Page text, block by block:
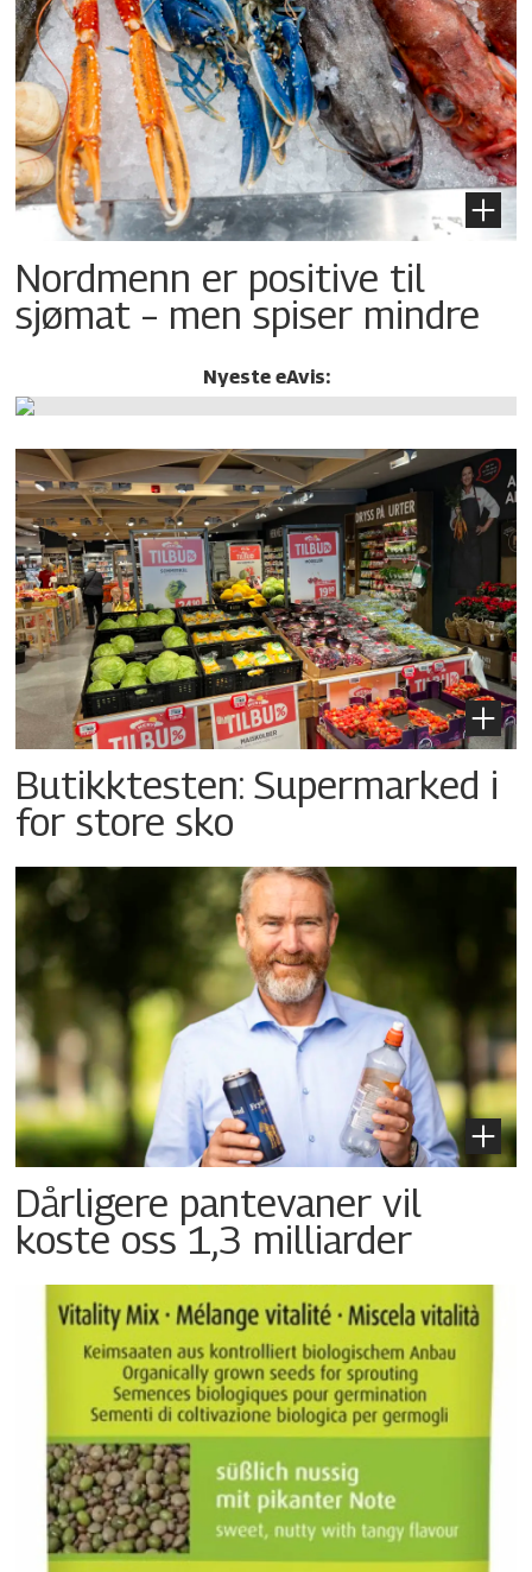
Nordmenn er positive til
sjømat – men spiser mindre
Nyeste eAvis:
Butikktesten: Supermarked i
for store sko
Dårligere pantevaner vil
koste oss 1,3 milliarder